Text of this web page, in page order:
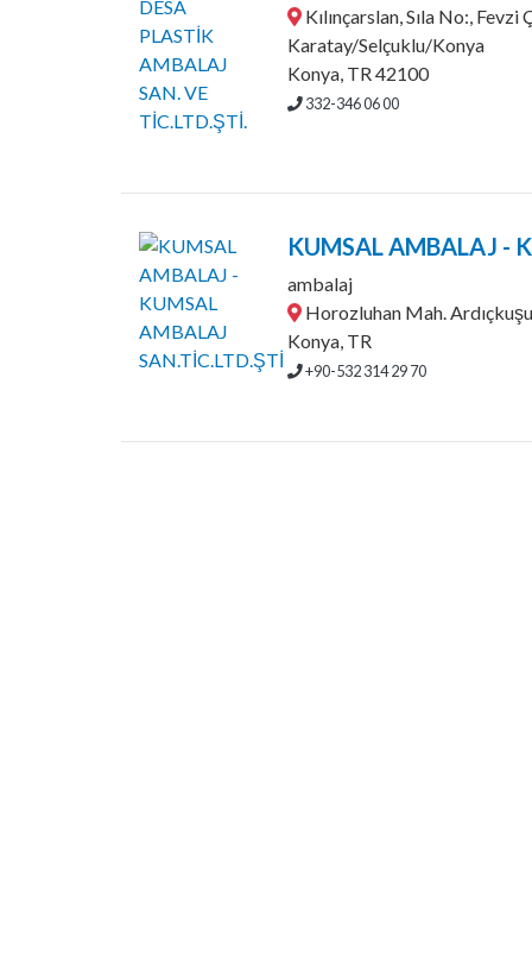
Kılınçarslan, Sıla No:,
Karatay/Selçuklu/Konya
Konya, TR 42100
332-346 06 00
KUMSAL AMBALAJ -
ambalaj
Horozluhan Mah.
Konya, TR
+90-532 314 29 70